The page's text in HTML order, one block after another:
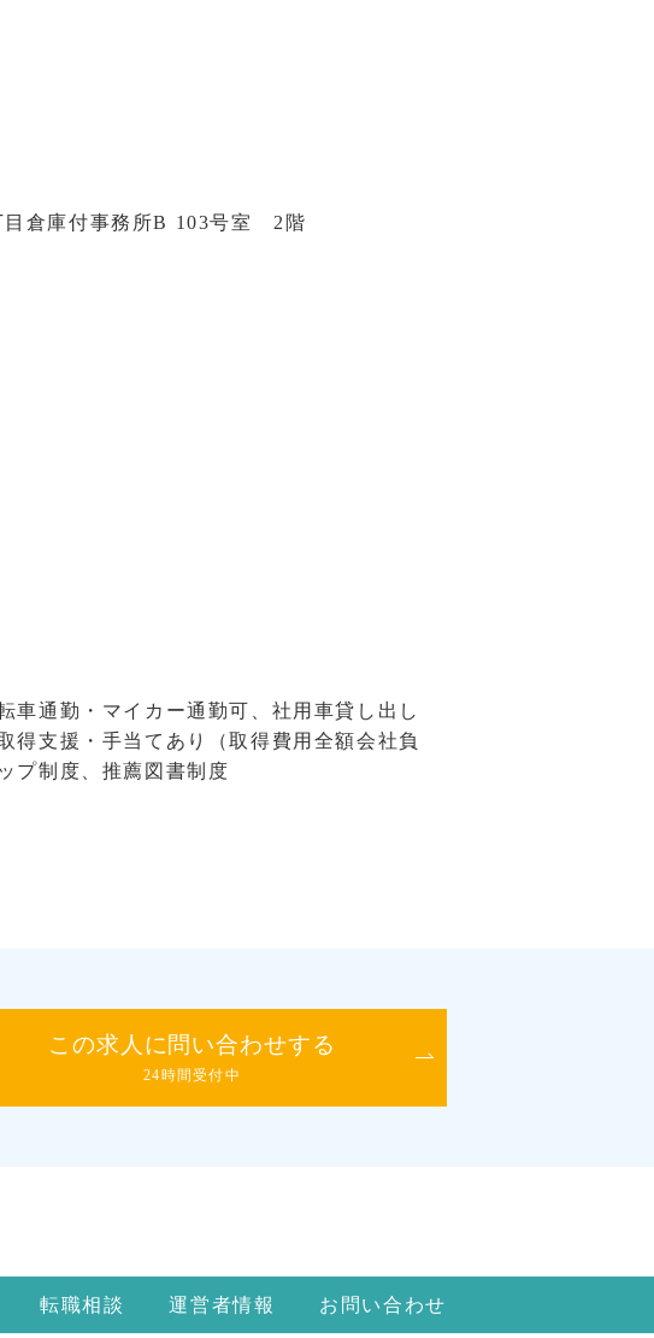
目倉庫付事務所B 103号室 2階
車通勤・マイカー通勤可、社用車貸し出し
得支援・手当てあり（取得費用全額会社負
プ制度、推薦図書制度
この求人に問い合わせする
24時間受付中
転職相談 運営者情報 お問い合わせ